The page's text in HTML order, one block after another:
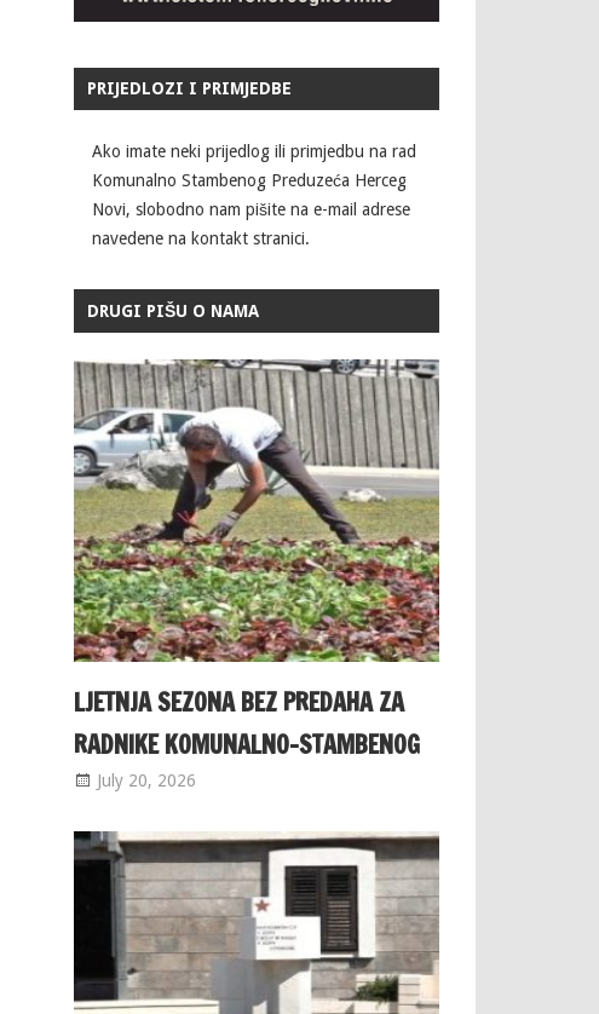
PRIJEDLOZI I PRIMJEDBE
Ako imate neki prijedlog ili primjedbu na rad
Komunalno Stambenog Preduzeća Herceg
Novi, slobodno nam pišite na e-mail adrese
navedene na kontakt stranici.
DRUGI PIŠU O NAMA
LJETNJA SEZONA BEZ PREDAHA ZA
RADNIKE KOMUNALNO-STAMBENOG
July 20, 2026